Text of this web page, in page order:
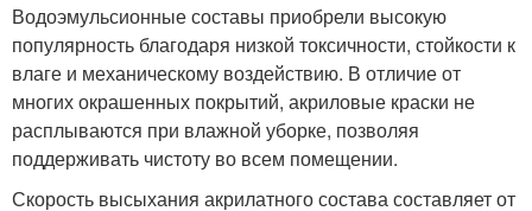
Водоэмульсионные составы приобрели высокую
популярность благодаря низкой токсичности, стойкости к
влаге и механическому воздействию. В отличие от
многих окрашенных покрытий, акриловые краски не
расплываются при влажной уборке, позволяя
поддерживать чистоту во всем помещении.
Скорость высыхания акрилатного состава составляет от